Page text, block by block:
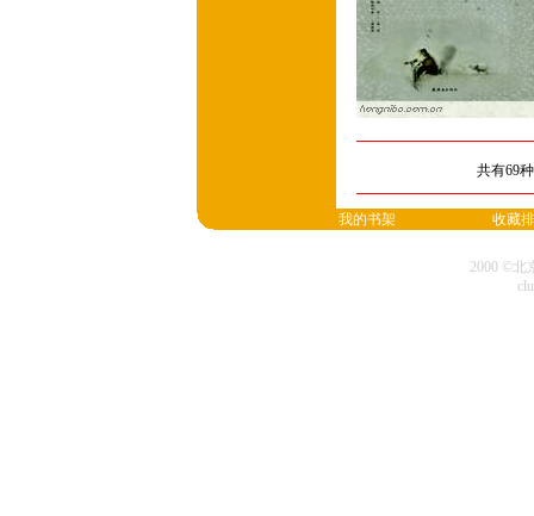
共有69
我的书架 收藏
2000 ©北